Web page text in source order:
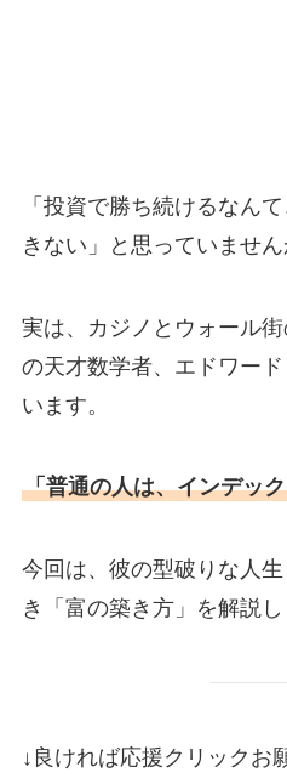
「投資で勝ち続けるなん
きない」と思っていません
実は、カジノとウォール
の天才数学者、エドワー
います。
「普通の人は、インデッ
今回は、彼の型破りな人
き「富の築き方」を解説し
↓良ければ応援クリックお